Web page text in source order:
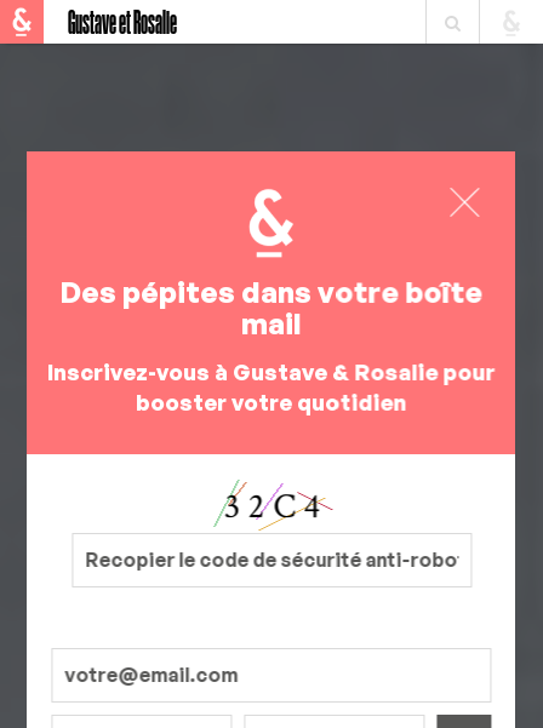
Gustave et Rosalie
Des pépites dans votre boîte
mail
Inscrivez-vous à Gustave & Rosalie pour
booster votre quotidien